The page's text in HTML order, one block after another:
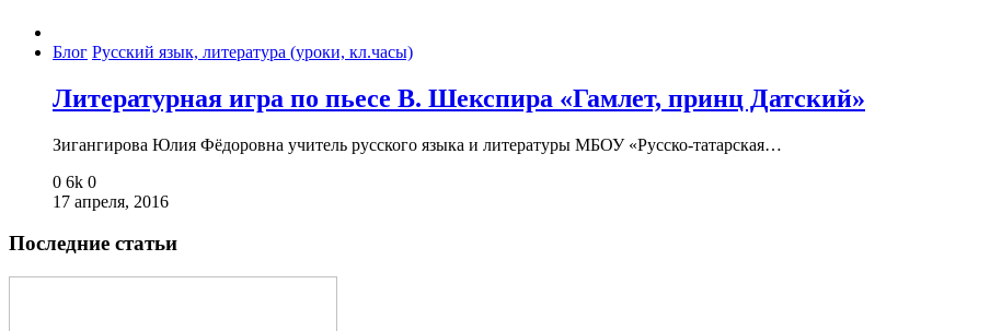
Блог Русский язык, литература (уроки, кл.часы)
Литературная игра по пьесе В. Шекспира «Гамлет, принц Датский»
Зигангирова Юлия Фёдоровна учитель русского языка и литературы МБОУ «Русско-татарская…
0 6k 0
17 апреля, 2016
Последние статьи